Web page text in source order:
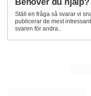
Behöver du
Ställ en fråga så svarar vi
publicerar de mest
svaren för andra..